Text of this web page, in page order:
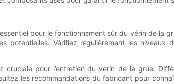
pour le fonctionnement sûr du vérin de la
potentielles. Vérifiez régulièrement les
cruciale pour l’entretien du vérin de la grue.
les recommandations du fabricant pour